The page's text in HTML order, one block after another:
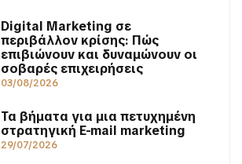
Digital Marketing σε
περιβάλλον κρίσης: Πώς
επιβιώνουν και δυναμώνουν οι
σοβαρές επιχειρήσεις
03/08/2026
Τα βήματα για μια πετυχημένη
στρατηγική E-mail marketing
29/07/2026